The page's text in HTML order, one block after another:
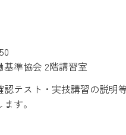
基準協会 2階講習室
テスト・実技講習の説明
す。